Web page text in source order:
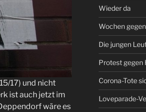
17) und nicht
ist auch jetzt im
wäre es
Wieder da
Wochen
Die jungen
Protest gegen
Corona-Tote
Loveparade-